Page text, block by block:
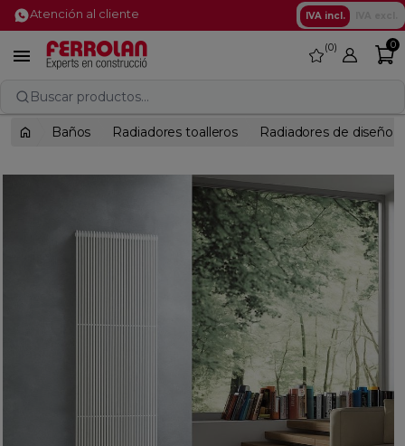
Atención al cliente IVA incl.
 favorite
0 0
Buscar productos...
Baños Radiadores toalleros Radiadores de diseño